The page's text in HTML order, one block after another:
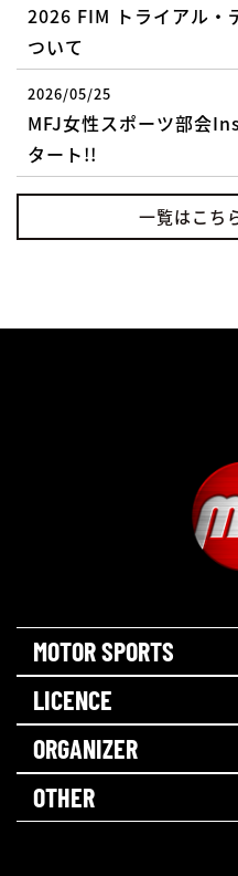
2026 FIM トライアル・
ついて
2026/05/25
MFJ女性スポーツ部会
タート!!
一覧はこち
MOTOR SPORTS
LICENCE
ORGANIZER
OTHER